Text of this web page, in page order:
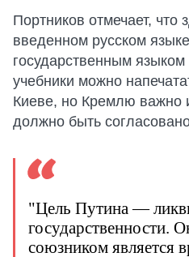
Портников отмечает, что
введенном русском
государственным
учебники можно
Киеве, но Кремлю важно
должно быть
"Цель Путина —
государственности.
союзником является